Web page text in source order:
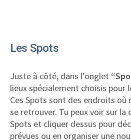
Les Spots
Juste à côté, dans l’onglet
lieux spécialement choisis pour
Ces Spots sont des endroits où
se retrouver. Tu peux voir sur la
Spots et cliquer dessus pour
prévues ou en organiser une